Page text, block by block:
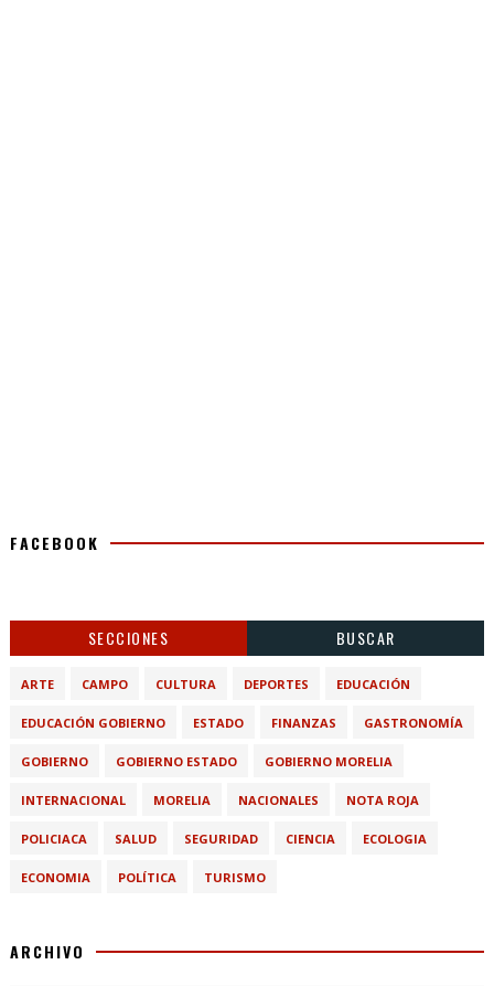
FACEBOOK
SECCIONES BUSCAR
ARTE CAMPO CULTURA DEPORTES EDUCACIÓN
EDUCACIÓN GOBIERNO ESTADO FINANZAS GASTRONOMÍA
GOBIERNO GOBIERNO ESTADO GOBIERNO MORELIA
INTERNACIONAL MORELIA NACIONALES NOTA ROJA
POLICIACA SALUD SEGURIDAD CIENCIA ECOLOGIA
ECONOMIA POLÍTICA TURISMO
ARCHIVO